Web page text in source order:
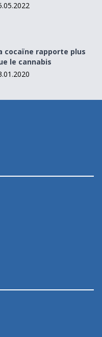
cocaïne rapporte plus
le cannabis